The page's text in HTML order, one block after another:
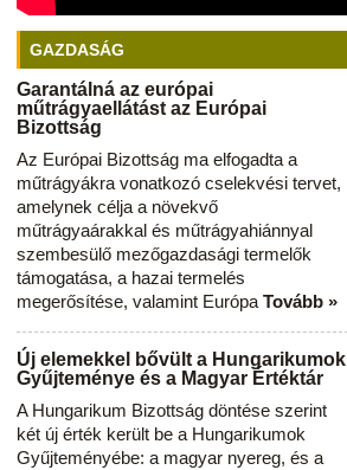
GAZDASÁG
Garantálná az európai
műtrágyaellátást az Európai
Bizottság
Az Európai Bizottság ma elfogadta a
műtrágyákra vonatkozó cselekvési tervet,
amelynek célja a növekvő
műtrágyaárakkal és műtrágyahiánnyal
szembesülő mezőgazdasági termelők
támogatása, a hazai termelés
megerősítése, valamint Európa Tovább »
Új elemekkel bővült a Hungarikumok
Gyűjteménye és a Magyar Értéktár
A Hungarikum Bizottság döntése szerint
két új érték került be a Hungarikumok
Gyűjteményébe: a magyar nyereg, és a